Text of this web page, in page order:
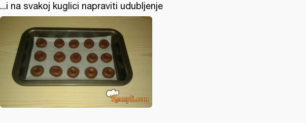
...i na svakoj kuglici napraviti udubljenje